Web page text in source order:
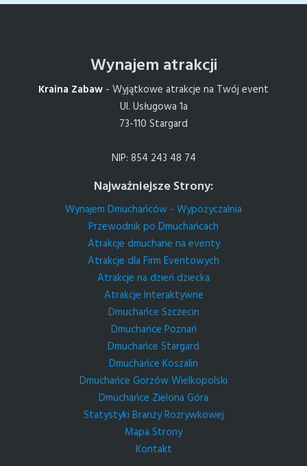
Wynajem atrakcji
Kraina Zabaw - Wyjątkowe atrakcje na Twój event
Ul. Usługowa 1a
73-110 Stargard
NIP: 854 243 48 74
Najważniejsze Strony:
Wynajem Dmuchańców - Wypożyczalnia
Przewodnik po Dmuchańcach
Atrakcje dmuchane na eventy
Atrakcje dla Firm Eventowych
Atrakcje na dzień dziecka
Atrakcje Interaktywne
Dmuchańce Szczecin
Dmuchańce Poznań
Dmuchańce Stargard
Dmuchańce Koszalin
Dmuchańce Gorzów Wielkopolski
Dmuchańce Zielona Góra
Statystyki Branży Rozrywkowej
Mapa Strony
Kontakt